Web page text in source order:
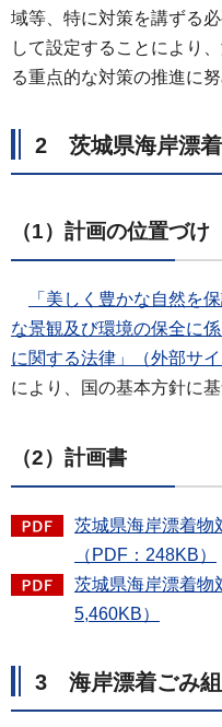
域等、特に対策を講ずる
して設定することにより
る重点的な対策の推進に
2 茨城県海岸漂着
（1）計画の位置づけ
「 美しく豊かな自然を
な景観及び環境の保全に
に関する法律」（外部サイ
により、国の基本方針に
（2）計画書
茨城県海岸漂着物
（PDF：248KB）
茨城県海岸漂着物
5,460KB）
3 海岸漂着ごみ